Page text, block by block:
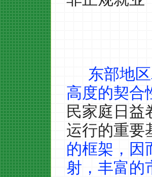
东部地
高度的契合
民家庭日益
运行的重要
的框架，因
射，丰富的